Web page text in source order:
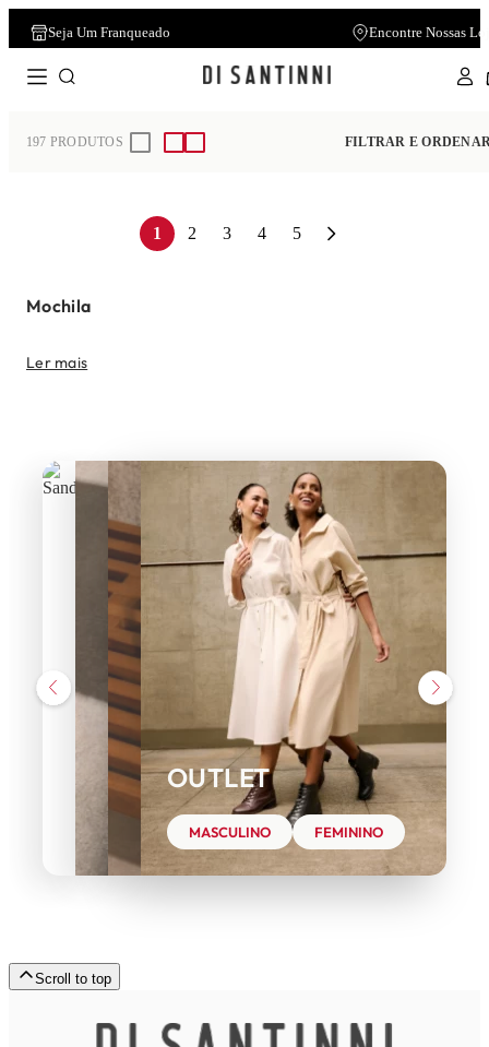
Seja Um Franqueado Encontre Nossas
197 PRODUTOS FILTRAR E
1 2 3 4 5
Mochila
Ler mais
OUTLET
MASCULINO FEMININO
Scroll to top